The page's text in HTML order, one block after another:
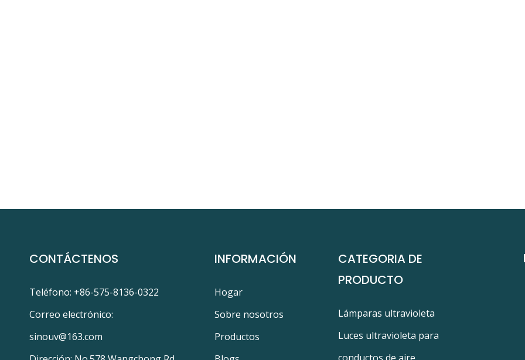
CONTÁCTENOS
Teléfono: +86-575-8136-0322
Correo electrónico:
sinouv@163.com
INFORMACIÓN
Hogar
Sobre nosotros
Productos
CATEGORIA DE
PRODUCTO
Lámparas ultravioleta
Luces ultravioleta para